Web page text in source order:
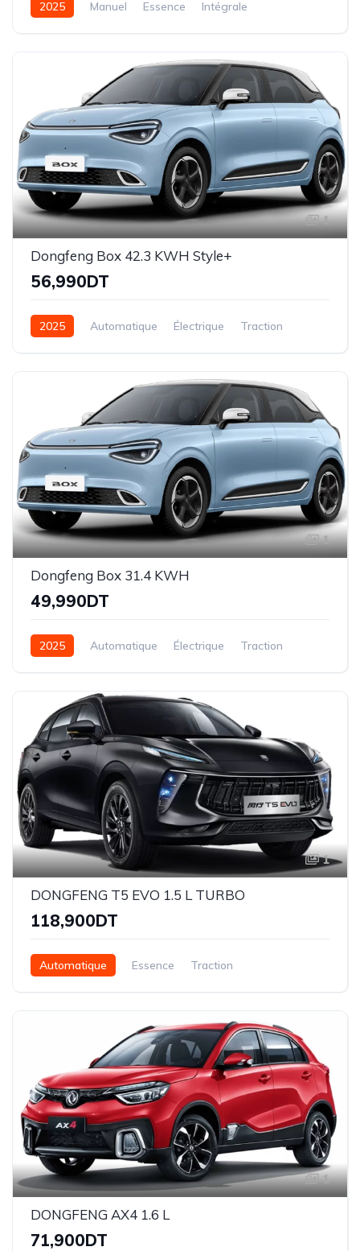
2025 Manuel Essence Intégrale
1
Dongfeng Box 42.3 KWH Style+
56,990DT
2025 Automatique Électrique Traction
1
Dongfeng Box 31.4 KWH
49,990DT
2025 Automatique Électrique Traction
1
DONGFENG T5 EVO 1.5 L TURBO
118,900DT
Automatique Essence Traction
1
DONGFENG AX4 1.6 L
71,900DT